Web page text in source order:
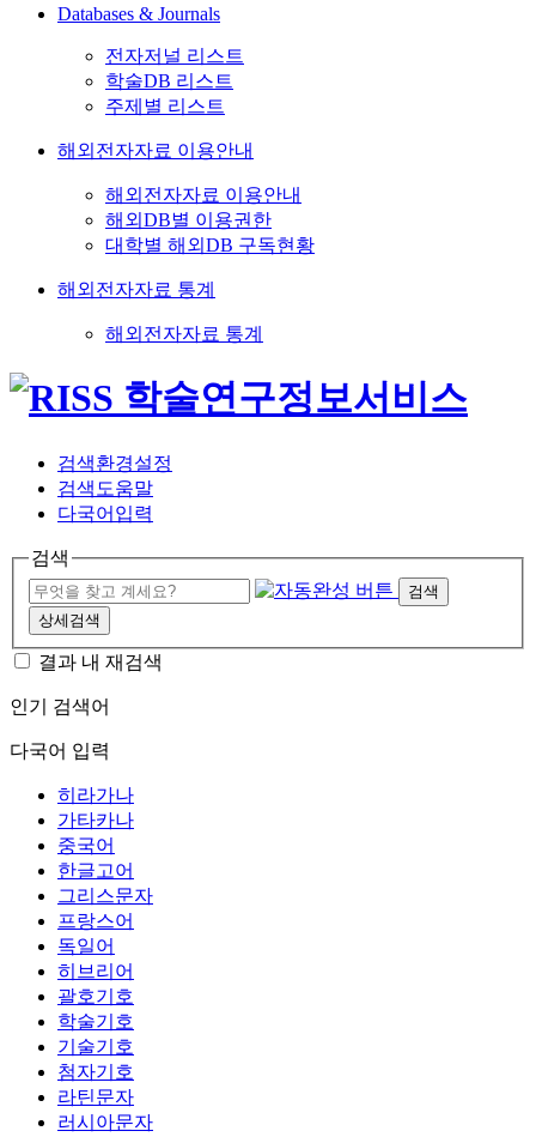
Databases & Journals
전자저널 리스트
학술DB 리스트
주제별 리스트
해외전자자료 이용안내
해외전자자료 이용안내
해외DB별 이용권한
대학별 해외DB 구독현황
해외전자자료 통계
해외전자자료 통계
검색환경설정
검색도움말
다국어입력
검색
검색
상세검색
결과 내 재검색
인기 검색어
다국어 입력
히라가나
가타카나
중국어
한글고어
그리스문자
프랑스어
독일어
히브리어
괄호기호
학술기호
기술기호
첨자기호
라틴문자
러시아문자